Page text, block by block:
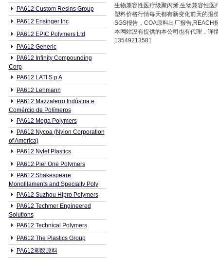
PA612 Custom Resins Group
PA612 Ensinger Inc
PA612 EPIC Polymers Ltd
PA612 Generic
PA612 Infinity Compounding
Corp
PA612 LATI S p A
PA612 Lehmann
PA612 Mazzaferro Indústria e
Comércio de Polímeros
PA612 Mega Polymers
PA612 Nycoa (Nylon Corporation
of America)
PA612 Nytef Plastics
PA612 Pier One Polymers
PA612 Shakespeare
Monofilaments and Specialty Poly
PA612 Suzhou Hipro Polymers
PA612 Techmer Engineered
Solutions
PA612 Technical Polymers
PA612 The Plastics Group
PA612塑胶原料
生物兼容性医疗级聚丙烯,生物兼容性
塑料价格行情每天都有新变化前天的报
SGS报告，COA原料出厂报告,REACH
本网站没有提供的本公司也有代理，
13549213581